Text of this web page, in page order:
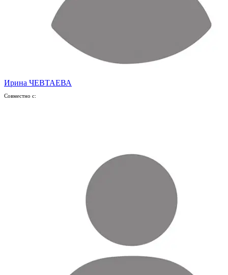
Ирина ЧЕВТАЕВА
Совместно с: